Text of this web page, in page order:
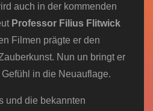
auch in der kommenden
Professor Filius Flitwick
Filmen prägte er den
Nun un bringt er
in die Neuauflage.
und die bekannten